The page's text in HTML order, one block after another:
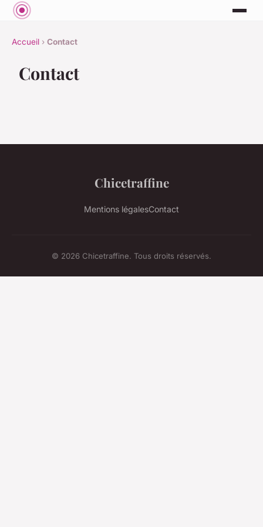
Accueil › Contact
Contact
Chicetraffine
Mentions légalesContact
© 2026 Chicetraffine. Tous droits réservés.